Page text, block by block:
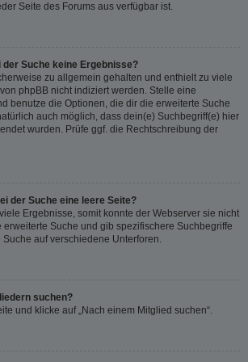
Seite des Forums aus verfügbar ist.
Suche keine Ergebnisse?
zu allgemein gehalten und enthielt zu viele
phpBB nicht indiziert werden. Stelle eine
benutze die Optionen, die dir die erweiterte Suche
auch möglich, dass dein(e) Suchbegriff(e) hier
wurden. Prüfe ggf. die Rechtschreibung der
der Suche eine leere Seite?
Ergebnisse, somit konnte der Webserver sie nicht
Suche und gib spezifischere Suchbegriffe
auf verschiedene Unterforen.
suchen?
und klicke auf „Nach einem Mitglied suchen“.